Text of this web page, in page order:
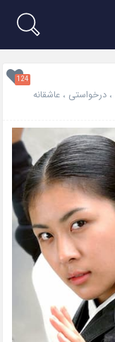
124
،درخواستی ،عاشقانه